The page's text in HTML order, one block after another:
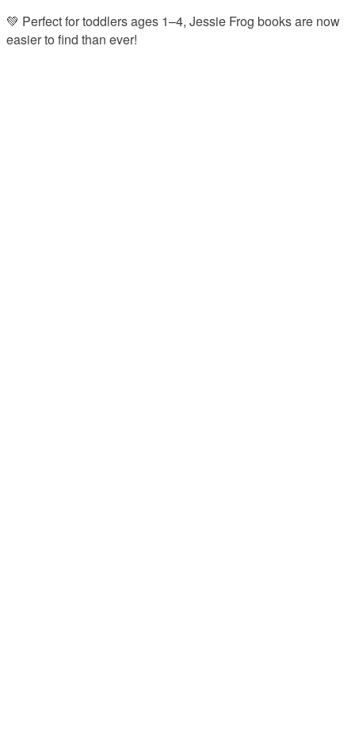
💚 Perfect for toddlers ages 1–4, Jessie Frog books are now
easier to find than ever!